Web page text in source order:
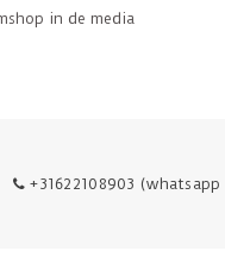
in de media
+31622108903